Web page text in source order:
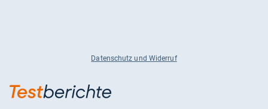
Datenschutz und Widerruf